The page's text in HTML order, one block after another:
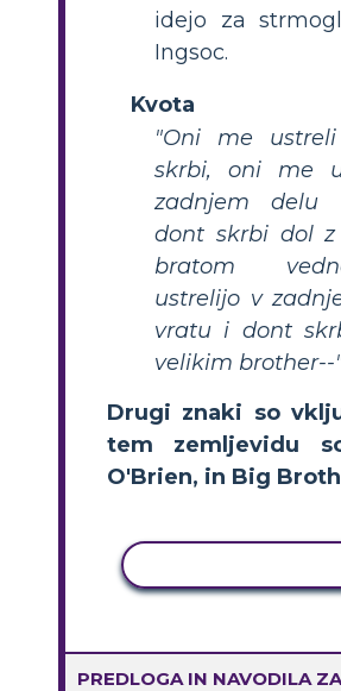
idejo za
Ingsoc.
Kvota
"Oni me
skrbi, oni me
zadnjem delu
dont skrbi dol
bratom
ustrelijo v
vratu i dont
velikim brother--
Drugi znaki so
tem zemljevidu
O'Brien, in Big
PREDLOGA IN NAVODILA